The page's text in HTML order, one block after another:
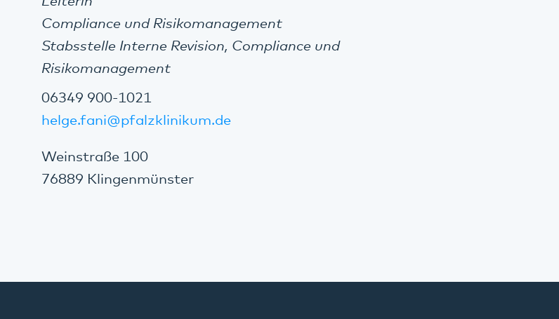
Compliance und Risikomanagement
Stabsstelle Interne Revision, Compliance und
Risikomanagement
06349 900-1021
helge.fani@pfalzklinikum.de
Weinstraße 100
76889 Klingenmünster